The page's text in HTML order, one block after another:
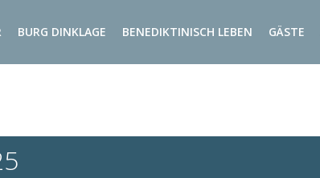
BURG DINKLAGE BENEDIKTINISCH LEBEN GÄSTE